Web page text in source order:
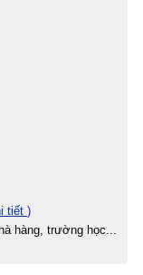
tiết )
hàng, trường học...